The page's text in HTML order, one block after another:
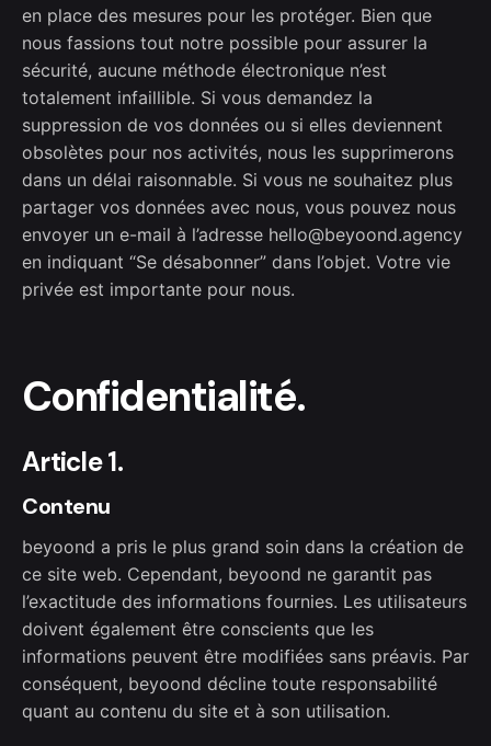
en place des mesures pour les protéger. Bien que
nous fassions tout notre possible pour assurer la
sécurité, aucune méthode électronique n’est
totalement infaillible. Si vous demandez la
suppression de vos données ou si elles deviennent
obsolètes pour nos activités, nous les supprimerons
dans un délai raisonnable. Si vous ne souhaitez plus
partager vos données avec nous, vous pouvez nous
envoyer un e-mail à l’adresse hello@beyoond.agency
en indiquant “Se désabonner” dans l’objet. Votre vie
privée est importante pour nous.
Confidentialité.
Article 1.
Contenu
beyoond a pris le plus grand soin dans la création de
ce site web. Cependant, beyoond ne garantit pas
l’exactitude des informations fournies. Les utilisateurs
doivent également être conscients que les
informations peuvent être modifiées sans préavis. Par
conséquent, beyoond décline toute responsabilité
quant au contenu du site et à son utilisation.